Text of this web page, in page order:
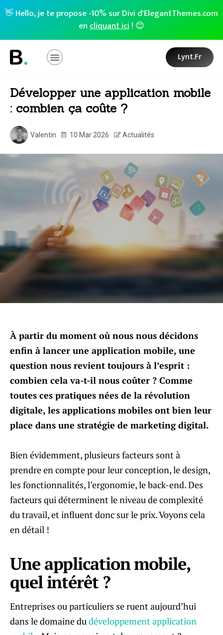
👋 Hello, je te propose -10% sur Divi d'ElegantThemes.com
encliquant ici! 😊
Lynt.fr
Développer une application mobile
: combien ça coûte ?
Valentin 10 Mar 2026 Actualités
À partir du moment où nous nous décidons
enfin à lancer une application mobile, une
question nous revient toujours à l’esprit :
combien cela va-t-il nous coûter ? Comme
toutes ces pratiques nées de la révolution
digitale, les applications mobiles ont bien leur
place dans une stratégie de marketing digital.
Bien évidemment, plusieurs facteurs sont à
prendre en compte pour leur conception, le design,
les fonctionnalités, l’ergonomie, le back-end. Des
facteurs qui déterminent le niveau de complexité
du travail, et influent donc sur le prix. Voyons cela
en détail !
Une application mobile,
quel intérêt ?
Entreprises ou particuliers se ruent aujourd’hui
dans le domaine dudéveloppement application